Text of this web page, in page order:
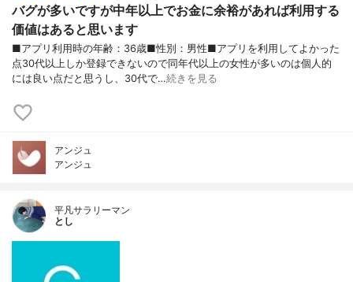
バグが多いですが中年以上でお金に余裕があれば利用する
価値はあると思います
■アプリ利用時の年齢：36歳■性別：男性■アプリを利用してよかった
点30代以上しか登録できないので同年代以上の女性が多いのは個人的
には良い点だと思うし、30代で…続きを見る
アンジュ
アンジュ
平凡サラリーマン
とし